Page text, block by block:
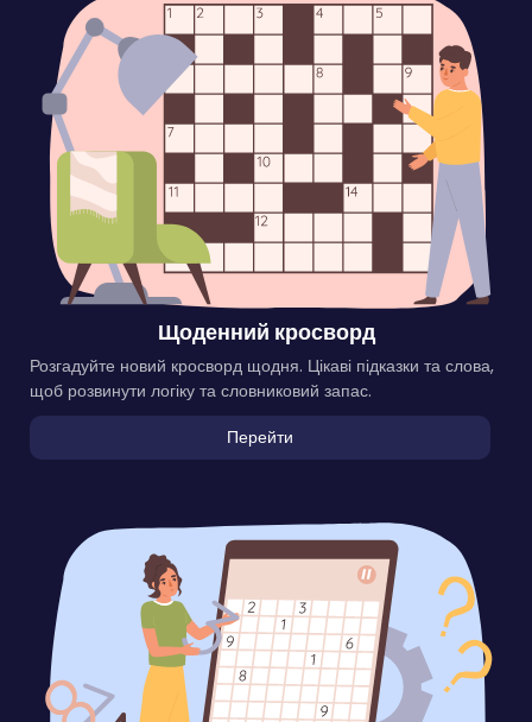
Щоденний кросворд
Розгадуйте новий кросворд щодня. Цікаві підказки та слова,
щоб розвинути логіку та словниковий запас.
Перейти